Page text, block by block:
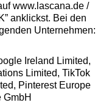
www.lascana.de /
anklickst. Bei den
Unternehmen:
Ireland Limited,
Limited, TikTok
Pinterest Europe
GmbH